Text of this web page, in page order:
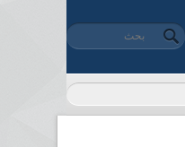
استمارة البحث
‏بحث ‏